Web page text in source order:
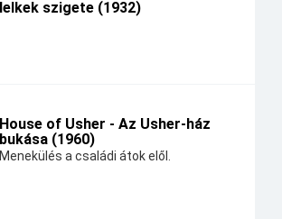
lelkek szigete (1932)
House of Usher - Az Usher-ház
bukása (1960)
Menekülés a családi átok elől.